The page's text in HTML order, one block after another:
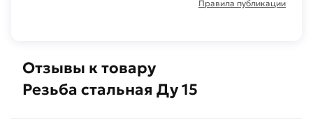
Отзывы к товару
Резьба стальная Ду 15
Правила публикации